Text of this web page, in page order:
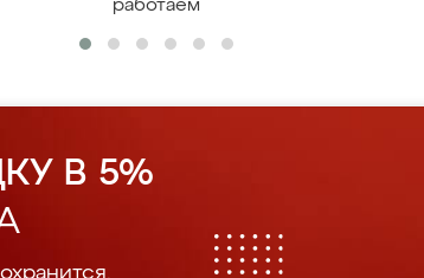
работаем
В 5%